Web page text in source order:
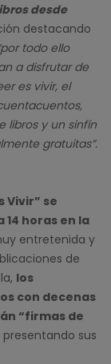
desde
destacando
todo ello
a disfrutar de
es vivir, el
libros y un sinfín
gratuitas”.
Vivir” se
14 horas en la
entretenida y
de
los
con decenas
“firmas de
presentando sus